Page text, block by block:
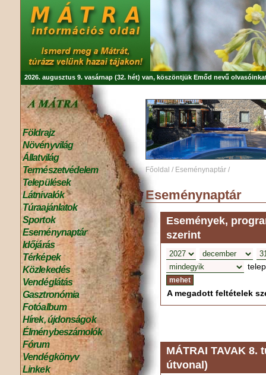
2026. augusztus 9. vasárnap (32. hét) van, köszöntjük Emőd nevű
Földrajz
Növényvilág
Állatvilág
Természetvédelem
Települések
Látnivalók
Túraajánlatok
Sportok
Eseménynaptár
Időjárás
Térképek
Közlekedés
Vendéglátás
Gasztronómia
Fotóalbum
Hírek, újdonságok
Élménybeszámolók
Fórum
Vendégkönyv
Linkek
Főoldal / Eseménynaptár /
Eseménynaptár
Események,
szerint
A megadott feltételek
MÁTRAI TAVAK 8.
útvonal)